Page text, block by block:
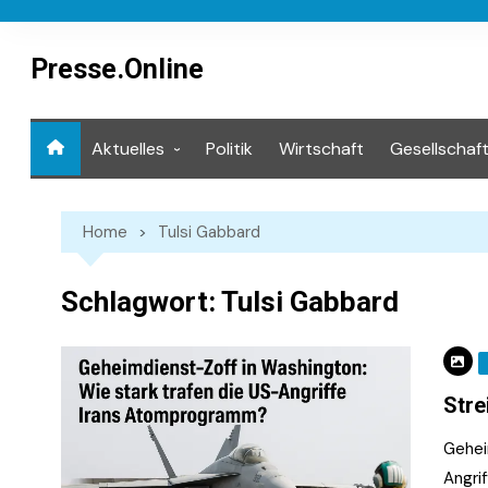
contentPresse.Online
Aktuelles Politik Wirtschaft Gesellschaft
Home Tulsi Gabbard
Schlagwort: Tulsi Gabbard